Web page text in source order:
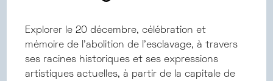
Explorer le 20 décembre, célébration et
mémoire de l’abolition de l’esclavage, à travers
ses racines historiques et ses expressions
artistiques actuelles, à partir de la capitale de